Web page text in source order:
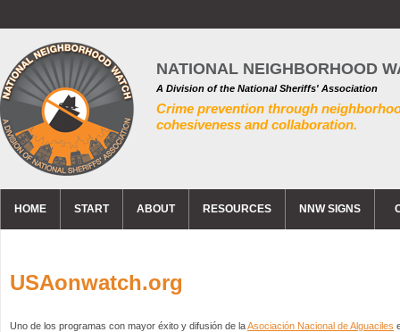
NATIONAL NEIGHBORHOOD
A Division of the National Sheriffs' Association
Crime prevention through
cohesiveness and collaboration.
HOME START ABOUT RESOURCES NNW SIGNS
USAonwatch.org
Uno de los programas con mayor éxito y difusión de laAsociación Nacional de Alguaciles